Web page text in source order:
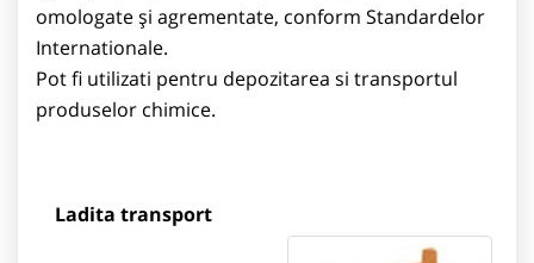
omologate şi agrementate, conform Standardelor
Internationale.
Pot fi utilizati pentru depozitarea si transportul
produselor chimice.
Ladita transport